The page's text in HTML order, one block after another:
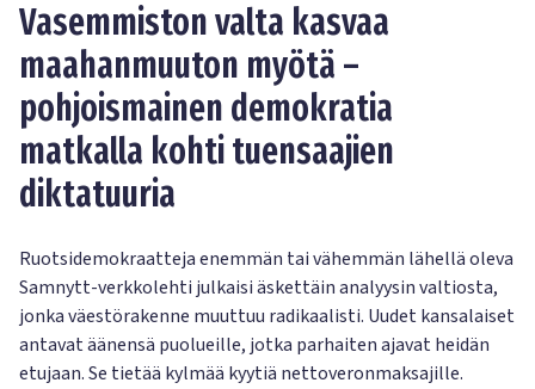
Vasemmiston valta kasvaa
maahanmuuton myötä –
pohjoismainen demokratia
matkalla kohti tuensaajien
diktatuuria
Ruotsidemokraatteja enemmän tai vähemmän lähellä oleva
Samnytt-verkkolehti julkaisi äskettäin analyysin valtiosta,
jonka väestörakenne muuttuu radikaalisti. Uudet kansalaiset
antavat äänensä puolueille, jotka parhaiten ajavat heidän
etujaan. Se tietää kylmää kyytiä nettoveronmaksajille.